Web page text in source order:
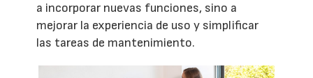
a incorporar nuevas funciones, sino a
mejorar la experiencia de uso y simplificar
las tareas de mantenimiento.